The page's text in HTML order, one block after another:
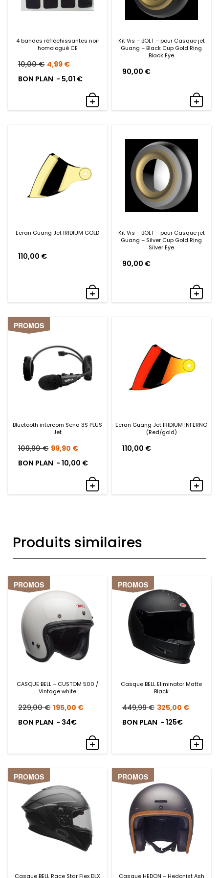
4 bandes réfléchissantes noir
homologué CE
10,00€ Le
prix
était :
4,99 €Le
prix
actuel
est :
BON PLAN - 5,01 €
Kit Vis – BOLT – pour Casque jet
Guang – Black Cup Gold Ring
Black Eye
90,00 €
Ecran Guang Jet IRIDIUM GOLD
110,00 €
Kit Vis – BOLT – pour Casque jet
Guang – Silver Cup Gold Ring
Silver Eye
90,00 €
PROMOS
Bluetooth intercom Sena 3S PLUS
Jet
109,90€ Le
prix
était :
99,90 €Le
prix
actuel
est :
BON PLAN -10,00 €
Ecran Guang Jet IRIDIUM INFERNO
(Red/gold)
110,00 €
Produits similaires
PROMOS
CASQUE BELL – CUSTOM 500 /
Vintage white
229,00€ Le
prix
195,00 €Le
actuel
est :
BON PLAN - 34€
PROMOS
Casque BELL Eliminator Matte
Black
449,99€ Le
prix
325,00 €Le
est :
BON PLAN - 125€
PROMOS
Casque BELL Race Star Flex DLX
PROMOS
Casque HEDON – Hedonist Ash